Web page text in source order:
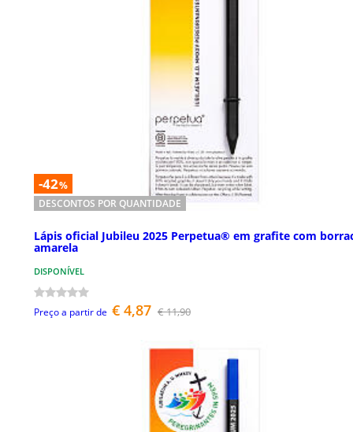
-42%
DESCONTOS POR QUANTIDADE
Lápis oficial Jubileu 2025 Perpetua® em grafite com
amarela
DISPONÍVEL
Preço a partir de € 4,87 € 11,90